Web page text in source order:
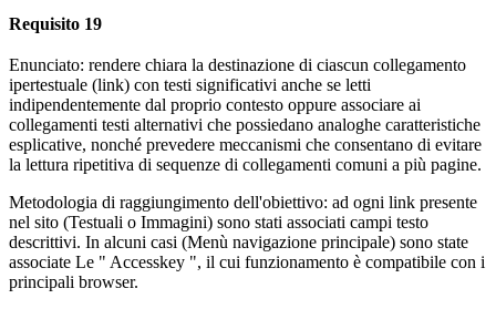
Requisito 19
Enunciato: rendere chiara la destinazione di ciascun collegamento
ipertestuale (link) con testi significativi anche se letti
indipendentemente dal proprio contesto oppure associare ai
collegamenti testi alternativi che possiedano analoghe caratteristiche
esplicative, nonché prevedere meccanismi che consentano di evitare
la lettura ripetitiva di sequenze di collegamenti comuni a più pagine.
Metodologia di raggiungimento dell'obiettivo: ad ogni link presente
nel sito (Testuali o Immagini) sono stati associati campi testo
descrittivi. In alcuni casi (Menù navigazione principale) sono state
associate Le " Accesskey ", il cui funzionamento è compatibile con i
principali browser.